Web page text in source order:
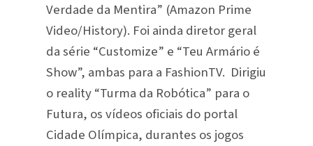
Verdade da Mentira” (Amazon Prime
Video/History). Foi ainda diretor geral
da série “Customize” e “Teu Armário é
Show”, ambas para a FashionTV. Dirigiu
o reality “Turma da Robótica” para o
Futura, os vídeos oficiais do portal
Cidade Olímpica, durantes os jogos